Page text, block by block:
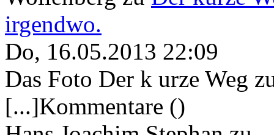
irgendwo.
Do, 16.05.2013 22:09
Das Foto Der k urze Weg
[...]Kommentare ()